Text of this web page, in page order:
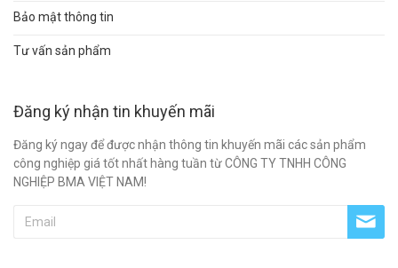
Bảo mật thông tin
Tư vấn sản phẩm
Đăng ký nhận tin khuyến mãi
Đăng ký ngay để được nhận thông tin khuyến mãi các sản phẩm
công nghiệp giá tốt nhất hàng tuần từ CÔNG TY TNHH CÔNG
NGHIỆP BMA VIỆT NAM!